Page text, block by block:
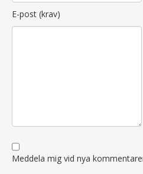
E-post (krav)
Meddela mig vid nya